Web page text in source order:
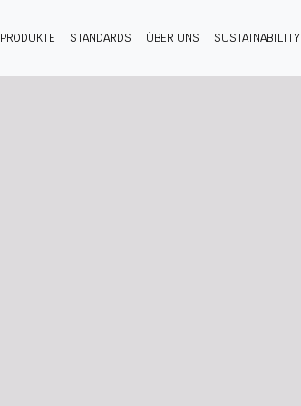
PRODUKTE STANDARDS ÜBER UNS SUSTAINABILITY